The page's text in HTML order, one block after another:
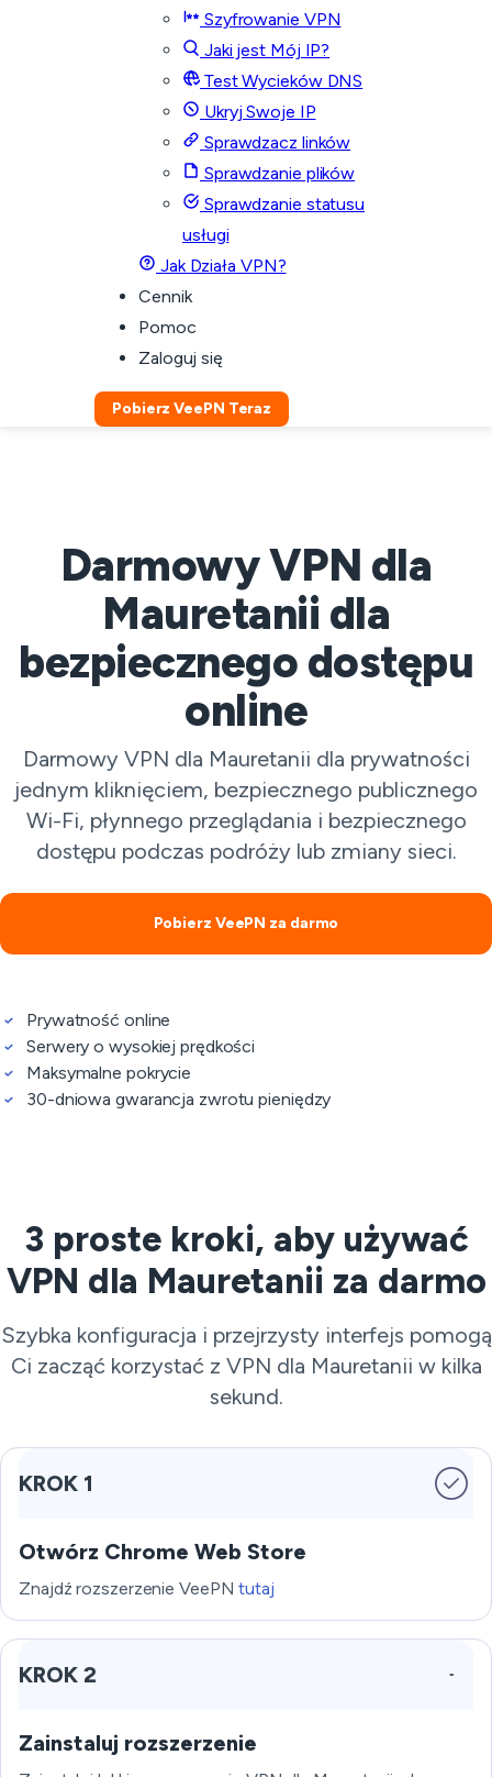
Szyfrowanie VPN
Jaki jest Mój IP?
Test Wycieków DNS
Ukryj Swoje IP
Sprawdzacz linków
Sprawdzanie plików
Sprawdzanie statusu
usługi
Jak Działa VPN?
Cennik
Pomoc
Zaloguj się
Pobierz VeePN Teraz
Darmowy VPN dla
Mauretanii dla
bezpiecznego dostępu
online
Darmowy VPN dla Mauretanii dla prywatności
jednym kliknięciem, bezpiecznego publicznego
Wi-Fi, płynnego przeglądania i bezpiecznego
dostępu podczas podróży lub zmiany sieci.
Pobierz VeePN za darmo
Prywatność online
Serwery o wysokiej prędkości
Maksymalne pokrycie
30-dniowa gwarancja zwrotu pieniędzy
3 proste kroki, aby używać
VPN dla Mauretanii za darmo
Szybka konfiguracja i przejrzysty interfejs pomogą
Ci zacząć korzystać z VPN dla Mauretanii w kilka
sekund.
KROK 1
Otwórz Chrome Web Store
Znajdź rozszerzenie VeePNtutaj
KROK 2
Zainstaluj rozszerzenie